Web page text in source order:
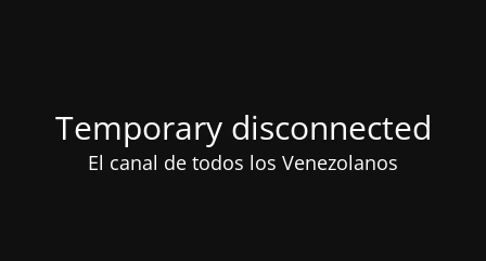
Temporary disconnected
El canal de todos los Venezolanos